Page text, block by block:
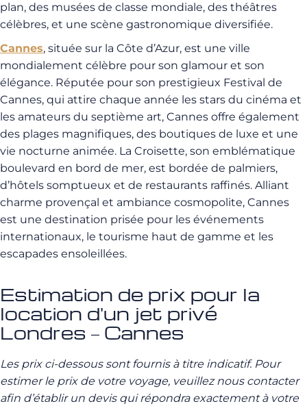
plan, des musées de classe mondiale, des théâtres
célèbres, et une scène gastronomique diversifiée.
Cannes, située sur la Côte d’Azur, est une ville
mondialement célèbre pour son glamour et son
élégance. Réputée pour son prestigieux Festival de
Cannes, qui attire chaque année les stars du cinéma et
les amateurs du septième art, Cannes offre également
des plages magnifiques, des boutiques de luxe et une
vie nocturne animée. La Croisette, son emblématique
boulevard en bord de mer, est bordée de palmiers,
d’hôtels somptueux et de restaurants raffinés. Alliant
charme provençal et ambiance cosmopolite, Cannes
est une destination prisée pour les événements
internationaux, le tourisme haut de gamme et les
escapades ensoleillées.
Estimation de prix pour la
location d'un jet privé
Londres – Cannes
Les prix ci-dessous sont fournis à titre indicatif. Pour
estimer le prix de votre voyage, veuillez nous contacter
afin d’établir un devis qui répondra exactement à votre